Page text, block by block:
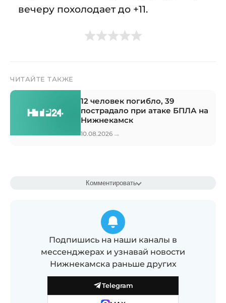
вечеру похолодает до +11.
ЧИТАЙТЕ ТАКЖЕ
12 человек погибло, 39
пострадало при атаке БПЛА на
Нижнекамск
10.08.2026 →
Комментировать
Подпишись на наши каналы в
мессенджерах и узнавай новости
Нижнекамска раньше других
Telegram